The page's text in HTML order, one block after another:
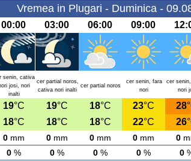
Vremea in Plugari - Duminica -
00:00 03:00 06:00 09:00
senin, cativa
josi, nori
inalti
cer partial noros,
cativa nori inalti
cer partial noros
cer senin, fara
nori
cer
nori
19°C 19°C 18°C 23°C 28
18°C 18°C 18°C 22°C 26
0mm 0mm 0mm 0mm 0
0% 0% 0% 0% 0